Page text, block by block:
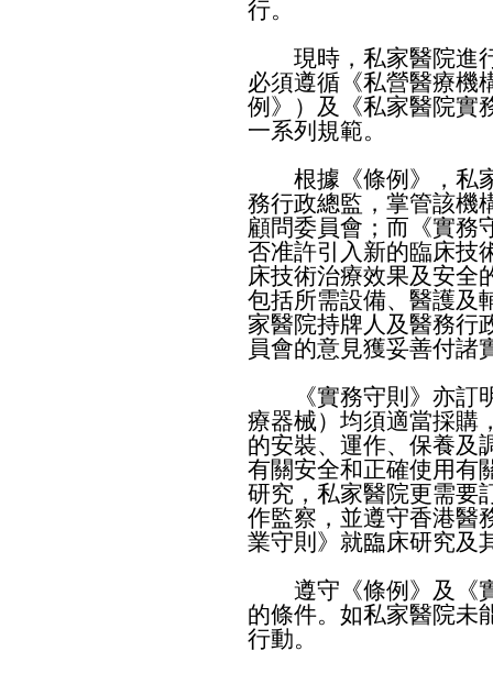
行。
現時，私家醫院進行
必須遵循《私營醫療機
例》）及《私家醫院實
一系列規範。
根據《條例》，私家
務行政總監，掌管該機
顧問委員會；而《實務
否准許引入新的臨床技
床技術治療效果及安全
包括所需設備、醫護及
家醫院持牌人及醫務行
員會的意見獲妥善付諸
《實務守則》亦訂明
療器械）均須適當採購
的安裝、運作、保養及
有關安全和正確使用有
研究，私家醫院更需要
作監察，並遵守香港醫
業守則》就臨床研究及
遵守《條例》及《實
的條件。如私家醫院未
行動。